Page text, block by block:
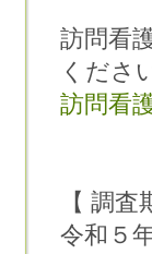
訪問看
くださ
訪問看
【 調査
令和５